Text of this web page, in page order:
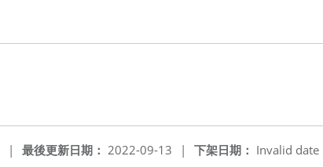
下架日期： Invalid date
最後更新日期： 2022-09-13 |
|